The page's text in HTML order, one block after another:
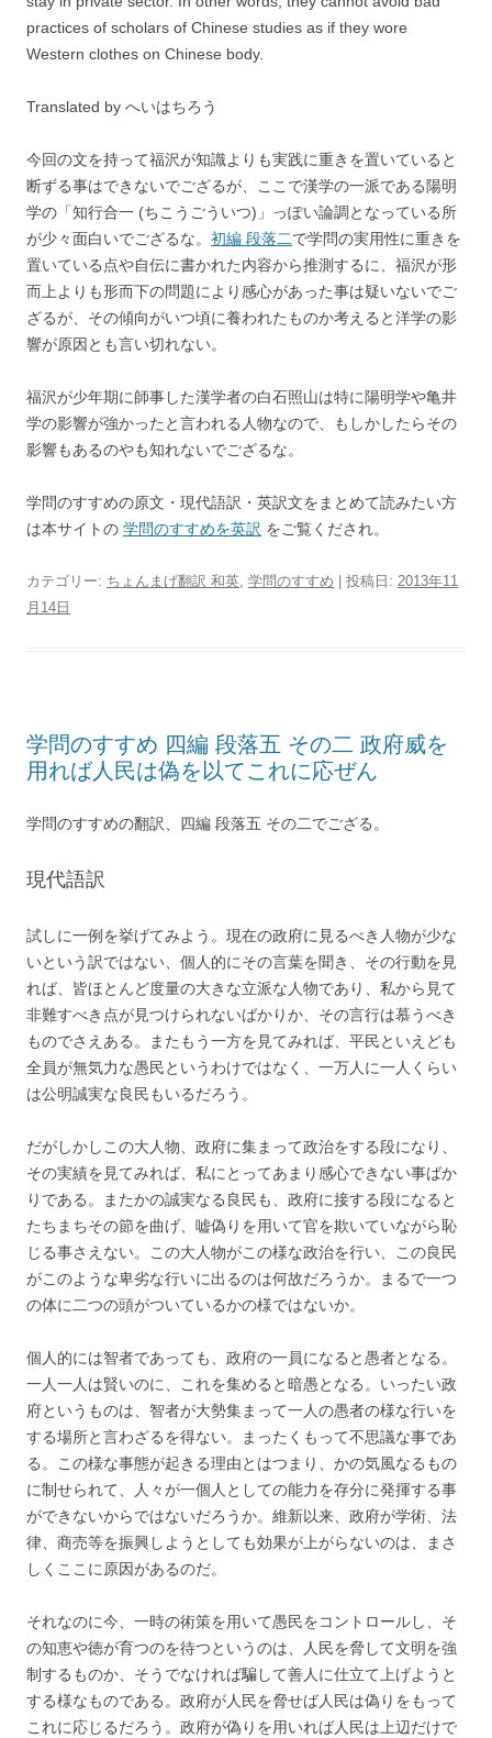
practices of scholars of Chinese studies as if they wore
Western clothes on Chinese body.
Translated by へいはちろう
今回の文を持って福沢が知識よりも実践に重きを置いていると
断ずる事はできないでござるが、ここで漢学の一派である陽明
学の「知行合一 (ちこうごういつ)」っぽい論調となっている所
が少々面白いでござるな。 初編 段落二で学問の実用性に重きを
置いている点や自伝に書かれた内容から推測するに、福沢が形
而上よりも形而下の問題により感心があった事は疑いないでご
ざるが、その傾向がいつ頃に養われたものか考えると洋学の影
響が原因とも言い切れない。
福沢が少年期に師事した漢学者の白石照山は特に陽明学や亀井
学の影響が強かったと言われる人物なので、もしかしたらその
影響もあるのやも知れないでござるな。
学問のすすめの原文・現代語訳・英訳文をまとめて読みたい方
は本サイトの 学問のすすめを英訳 をご覧くだされ。
カテゴリー: ちょんまげ翻訳 和英, 学問のすすめ | 投稿日: 2013年11
月14日
学問のすすめ 四編 段落五 その二 政府威を
用れば人民は偽を以てこれに応ぜん
学問のすすめの翻訳、四編 段落五 その二でござる。
現代語訳
試しに一例を挙げてみよう。現在の政府に見るべき人物が少な
いという訳ではない、個人的にその言葉を聞き、その行動を見
れば、皆ほとんど度量の大きな立派な人物であり、私から見て
非難すべき点が見つけられないばかりか、その言行は慕うべき
ものでさえある。またもう一方を見てみれば、平民といえども
全員が無気力な愚民というわけではなく、一万人に一人くらい
は公明誠実な良民もいるだろう。
だがしかしこの大人物、政府に集まって政治をする段になり、
その実績を見てみれば、私にとってあまり感心できない事ばか
りである。またかの誠実なる良民も、政府に接する段になると
たちまちその節を曲げ、嘘偽りを用いて官を欺いていながら恥
じる事さえない。この大人物がこの様な政治を行い、この良民
がこのような卑劣な行いに出るのは何故だろうか。まるで一つ
の体に二つの頭がついているかの様ではないか。
個人的には智者であっても、政府の一員になると愚者となる。
一人一人は賢いのに、これを集めると暗愚となる。いったい政
府というものは、智者が大勢集まって一人の愚者の様な行いを
する場所と言わざるを得ない。まったくもって不思議な事であ
る。この様な事態が起きる理由とはつまり、かの気風なるもの
に制せられて、人々が一個人としての能力を存分に発揮する事
ができないからではないだろうか。維新以来、政府が学術、法
律、商売等を振興しようとしても効果が上がらないのは、まさ
しくここに原因があるのだ。
それなのに今、一時の術策を用いて愚民をコントロールし、そ
の知恵や徳が育つのを待つというのは、人民を脅して文明を強
制するものか、そうでなければ騙して善人に仕立て上げようと
する様なものである。政府が人民を脅せば人民は偽りをもって
これに応じるだろう。政府が偽りを用いれば人民は上辺だけで